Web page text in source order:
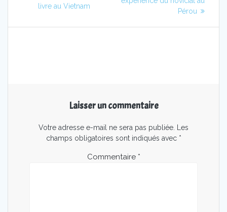
l’article
précédent
livre au Vietnam
:
Pérou
Laisser un commentaire
Votre adresse e-mail ne sera pas publiée. Les
champs obligatoires sont indiqués avec *
Commentaire *